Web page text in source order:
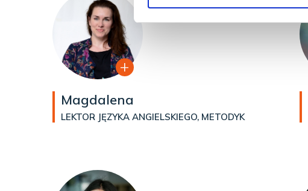
Magdalena
LEKTOR JĘZYKA ANGIELSKIEGO, METODYK